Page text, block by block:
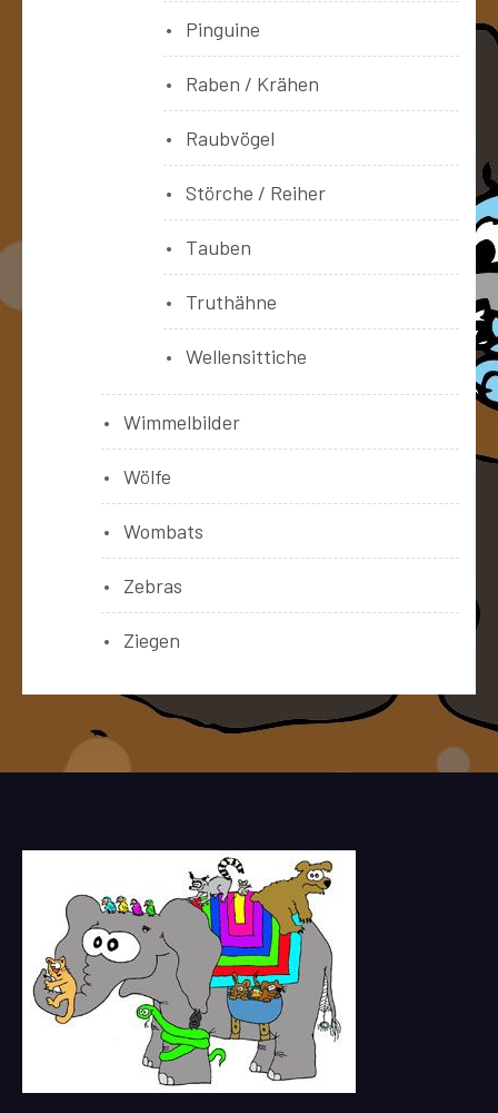
Pinguine
Raben / Krähen
Raubvögel
Störche / Reiher
Tauben
Truthähne
Wellensittiche
Wimmelbilder
Wölfe
Wombats
Zebras
Ziegen